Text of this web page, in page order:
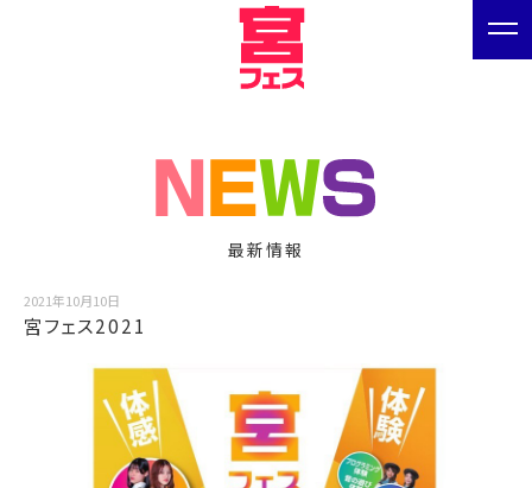
最新情報
2021年10月10日
宮フェス2021